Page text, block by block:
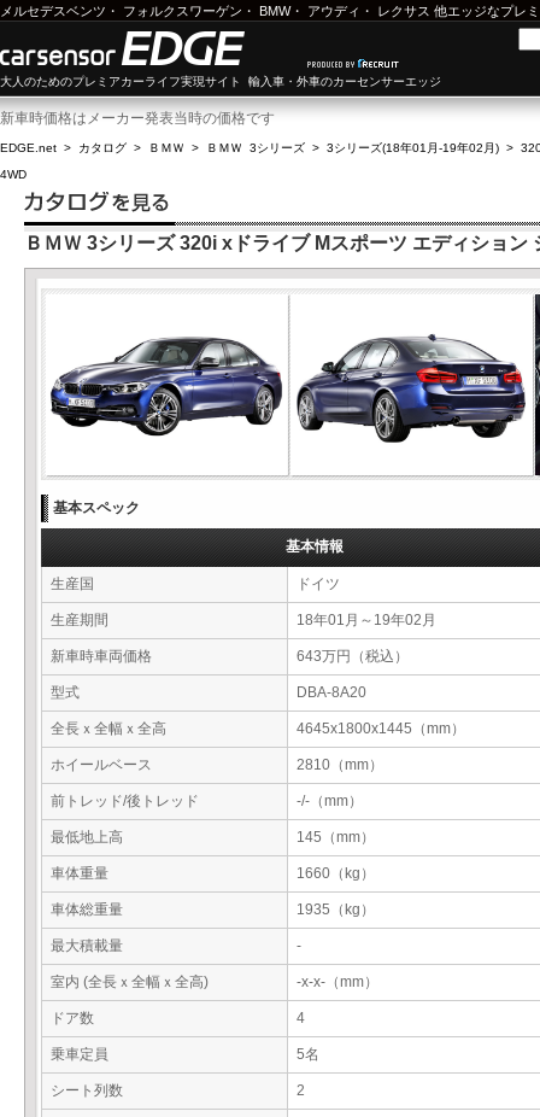
メルセデスベンツ ・ フォルクスワーゲン ・ BMW・ アウディ ・ レクサス 他エッジなプレ
大人のためのプレミアカーライフ実現サイト 輸入車・外車のカーセンサーエッジ
新車時価格はメーカー発表当時の価格です
EDGE.net > カタログ > ＢＭＷ > ＢＭＷ 3シリーズ > 3シリーズ(18年01月-19年02月) >
4WD
ＢＭＷ 3シリーズ 320i xドライブ Mスポーツ エディション
基本スペック
基本情報
生産国 ドイツ
生産期間 18年01月～19年02月
新車時車両価格 643万円（税込）
型式 DBA-8A20
全長ｘ全幅ｘ全高 4645x1800x1445（mm）
ホイールベース 2810（mm）
前トレッド/後トレッド -/-（mm）
最低地上高 145（mm）
車体重量 1660（kg）
車体総重量 1935（kg）
最大積載量 -
室内 (全長ｘ全幅ｘ全高) -x-x-（mm）
ドア数 4
乗車定員 5名
シート列数 2